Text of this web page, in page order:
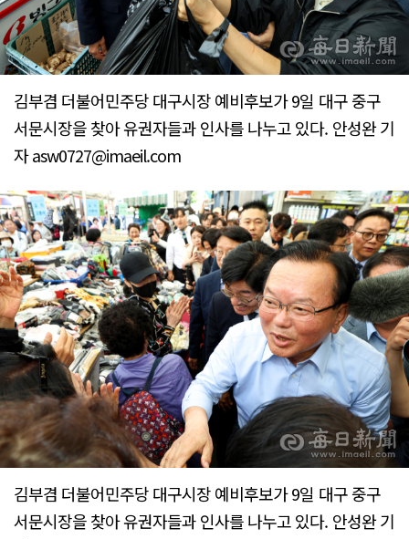
김부겸 더불어민주당 대구시장 예비후보가 9일 대구 중구
서문시장을 찾아 유권자들과 인사를 나누고 있다. 안성완 기
자 asw0727@imaeil.com
김부겸 더불어민주당 대구시장 예비후보가 9일 대구 중구
서문시장을 찾아 유권자들과 인사를 나누고 있다. 안성완 기